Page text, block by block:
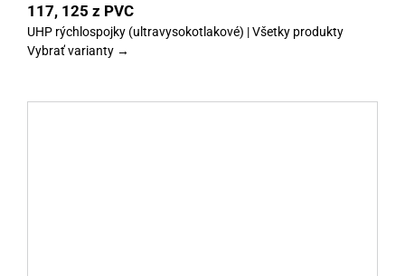
117, 125 z PVC
UHP rýchlospojky (ultravysokotlakové) | Všetky produkty
Vybrať varianty →